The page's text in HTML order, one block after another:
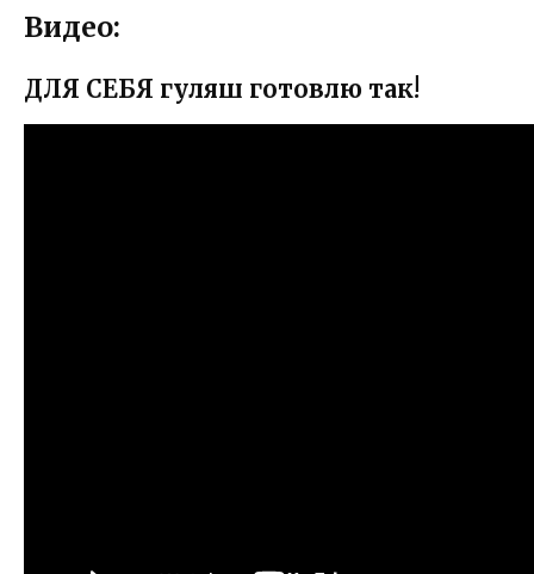
Видео:
ДЛЯ СЕБЯ гуляш готовлю так!